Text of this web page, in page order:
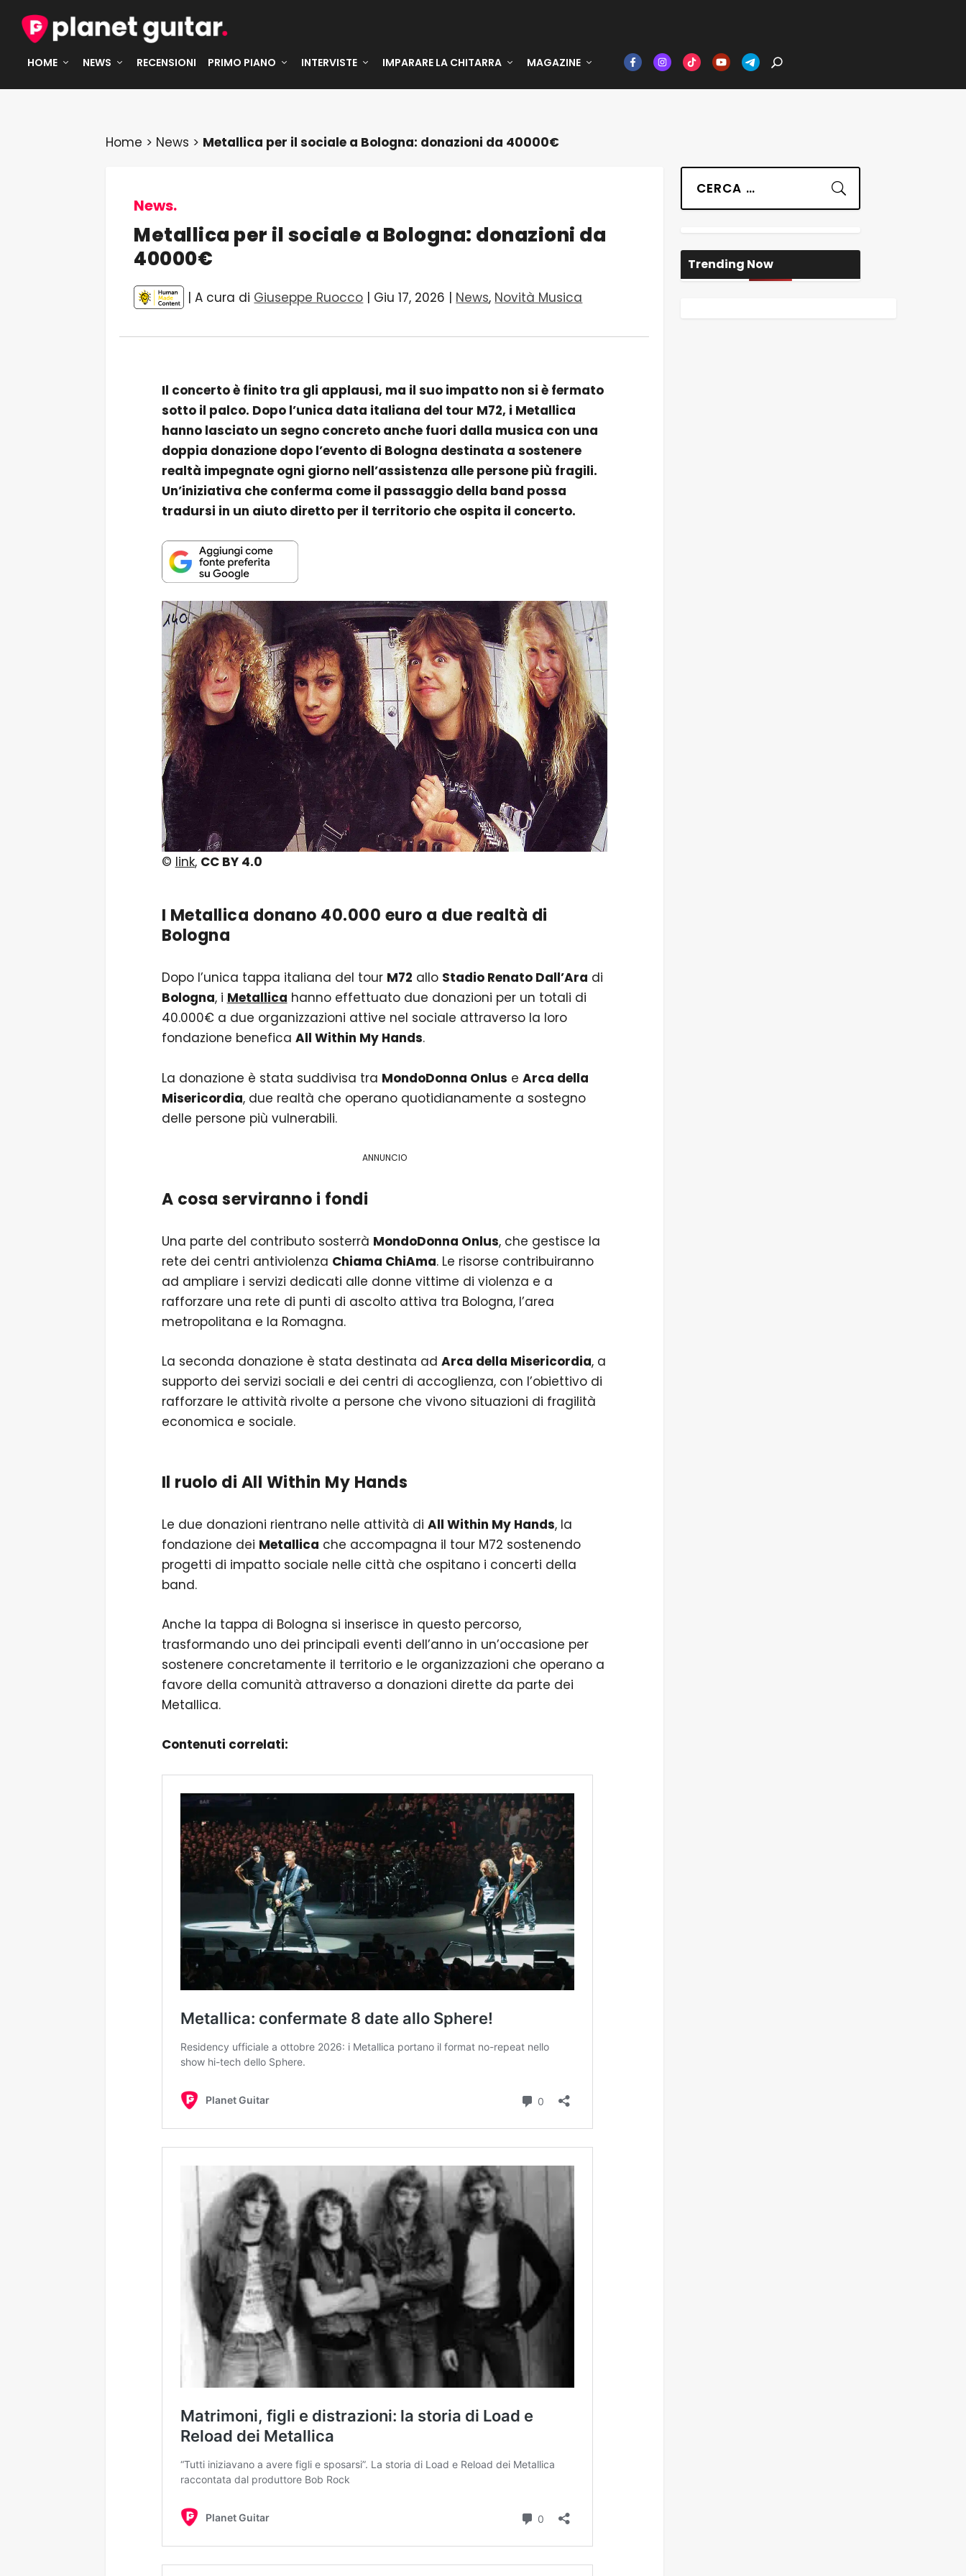
HOME NEWS RECENSIONI PRIMO PIANO INTERVISTE IMPARARE LA CHITARRA MAGAZINE
Home > News > Metallica per il sociale a Bologna: donazioni da 40000€
News.
Metallica per il sociale a Bologna: donazioni da
40000€
| A cura di Giuseppe Ruocco | Giu 17, 2026 | News, Novità Musica
Il concerto è finito tra gli applausi, ma il suo impatto non si è fermato
sotto il palco. Dopo l’unica data italiana del tour M72, i Metallica
hanno lasciato un segno concreto anche fuori dalla musica con una
doppia donazione dopo l’evento di Bologna destinata a sostenere
realtà impegnate ogni giorno nell’assistenza alle persone più fragili.
Un’iniziativa che conferma come il passaggio della band possa
tradursi in un aiuto diretto per il territorio che ospita il concerto.
© link, CC BY 4.0
I Metallica donano 40.000 euro a due realtà di
Bologna
Dopo l’unica tappa italiana del tour M72 allo Stadio Renato Dall’Ara di
Bologna, i Metallica hanno effettuato due donazioni per un totali di
40.000€ a due organizzazioni attive nel sociale attraverso la loro
fondazione benefica All Within My Hands.
La donazione è stata suddivisa tra MondoDonna Onlus e Arca della
Misericordia, due realtà che operano quotidianamente a sostegno
delle persone più vulnerabili.
ANNUNCIO
A cosa serviranno i fondi
Una parte del contributo sosterrà MondoDonna Onlus, che gestisce la
rete dei centri antiviolenza Chiama ChiAma. Le risorse contribuiranno
ad ampliare i servizi dedicati alle donne vittime di violenza e a
rafforzare una rete di punti di ascolto attiva tra Bologna, l’area
metropolitana e la Romagna.
La seconda donazione è stata destinata ad Arca della Misericordia, a
supporto dei servizi sociali e dei centri di accoglienza, con l’obiettivo di
rafforzare le attività rivolte a persone che vivono situazioni di fragilità
economica e sociale.
Il ruolo di All Within My Hands
Le due donazioni rientrano nelle attività di All Within My Hands, la
fondazione dei Metallica che accompagna il tour M72 sostenendo
progetti di impatto sociale nelle città che ospitano i concerti della
band.
Anche la tappa di Bologna si inserisce in questo percorso,
trasformando uno dei principali eventi dell’anno in un’occasione per
sostenere concretamente il territorio e le organizzazioni che operano a
favore della comunità attraverso a donazioni dirette da parte dei
Metallica.
Contenuti correlati:
Suchen
Trending Now